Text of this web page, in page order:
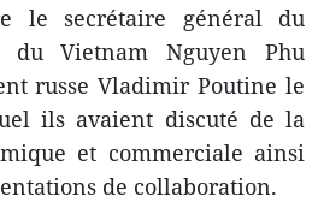
le secrétaire général du
du Vietnam Nguyen Phu
russe Vladimir Poutine le
ils avaient discuté de la
et commerciale ainsi
de collaboration.